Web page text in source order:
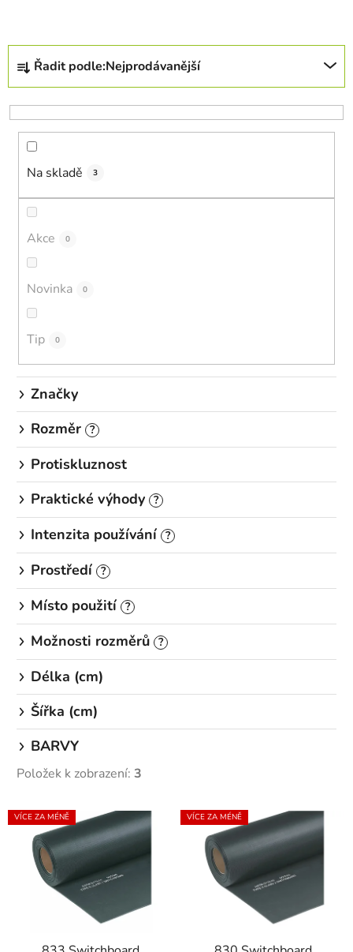
Ř
z
e
Řadit podle:Nejprodávanější
Na skladě 3
Akce 0
Novinka 0
Tip 0
Značky
Rozměr ?
Protiskluznost
Praktické výhody ?
Intenzita používání ?
Prostředí ?
Místo použití ?
Možnosti rozměrů ?
Délka (cm)
Šířka (cm)
BARVY
Položek k zobrazení: 3
V
ý
VÍCE ZA MÉNĚ VÍCE ZA MÉNĚ